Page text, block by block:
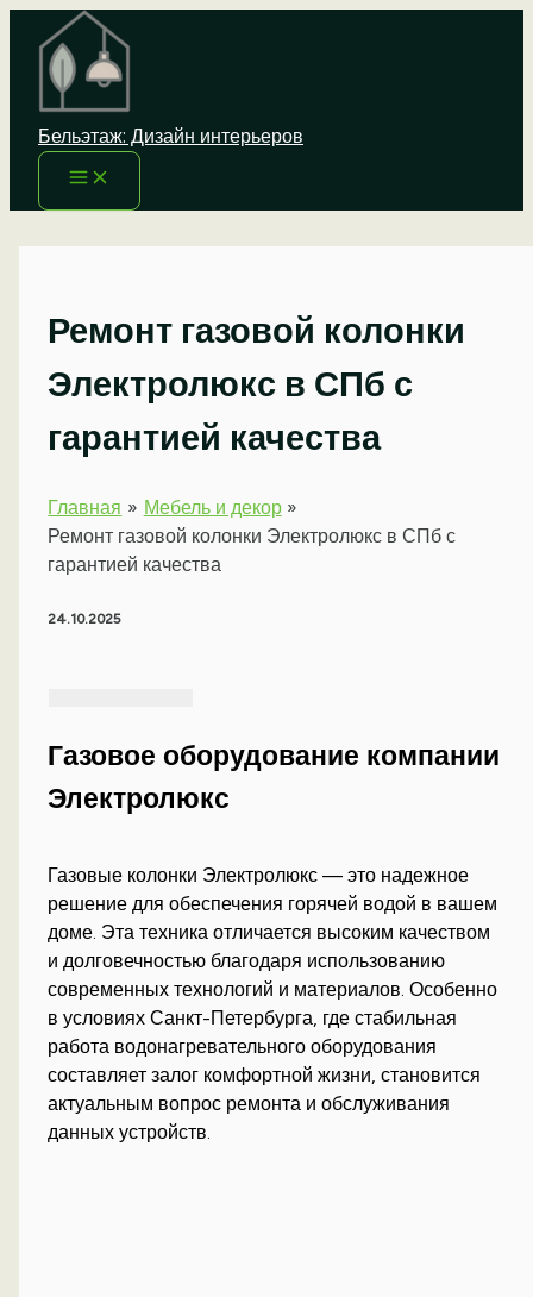
Перейти
содержимому
Бельэтаж: Дизайн интерьеров
Ремонт газовой колонки
Электролюкс в СПб с
гарантией качества
Главная
Мебель и декор
Ремонт газовой колонки Электролюкс в СПб с
гарантией качества
24.10.2025
Газовое оборудование компании
Электролюкс
Газовые колонки Электролюкс — это надежное
решение для обеспечения горячей водой в вашем
доме. Эта техника отличается высоким качеством
и долговечностью благодаря использованию
современных технологий и материалов. Особенно
в условиях Санкт-Петербурга, где стабильная
работа водонагревательного оборудования
составляет залог комфортной жизни, становится
актуальным вопрос ремонта и обслуживания
данных устройств.